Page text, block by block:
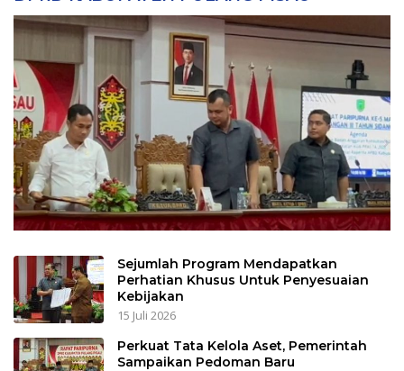
Sejumlah Program Mendapatkan
Perhatian Khusus Untuk Penyesuaian
Kebijakan
15 Juli 2026
Perkuat Tata Kelola Aset, Pemerintah
Sampaikan Pedoman Baru